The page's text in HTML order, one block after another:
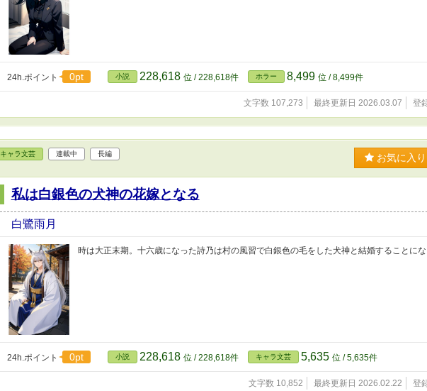
24h.ポイント 0pt 小説 228,618 位 / 228,618件 ホラー 8,499 位 / 8,499件
文字数 107,273 最終更新日 2026.03.07 登
キャラ文芸 連載中 長編 お気に入
私は白銀色の犬神の花嫁となる
白鷺雨月
時は大正末期。十六歳になった詩乃は村の風習で白銀色の毛をした犬神と結婚することにな
24h.ポイント 0pt 小説 228,618 位 / 228,618件 キャラ文芸 5,635 位 / 5,635件
文字数 10,852 最終更新日 2026.02.22 登